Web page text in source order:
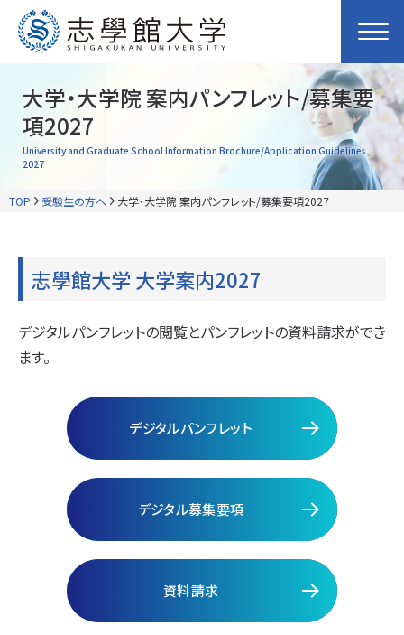
大学・大学院 案内パンフレット/募集要
項2027
University and Graduate School Information Brochure/Application Guidelines
2027
TOP 受験生の方へ 大学・大学院 案内パンフレット/募集要項2027
志學館大学 大学案内2027
デジタルパンフレットの閲覧とパンフレットの資料請求ができ
ます。
デジタルパンフレット
デジタル募集要項
資料請求